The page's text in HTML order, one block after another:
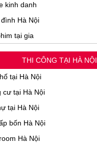
kinh danh
Hà Nội
tại gia
THI CÔNG TẠI HÀ NỘI
tại Hà Nội
cư tại Hà Nội
tại Hà Nội
bốn Hà Nội
Hà Nội